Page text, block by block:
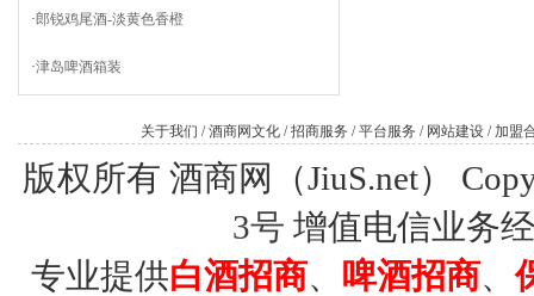
·郎锐鸡尾酒-淡黄色香橙
·津岛啤酒箱装
关于我们 /酒商网文化 /招商服务 /平台服务 / 网站建设 /加盟
版权所有 酒商网（JiuS.net）
3号 增值电信业务
专业提供白酒招商、 啤酒招商、